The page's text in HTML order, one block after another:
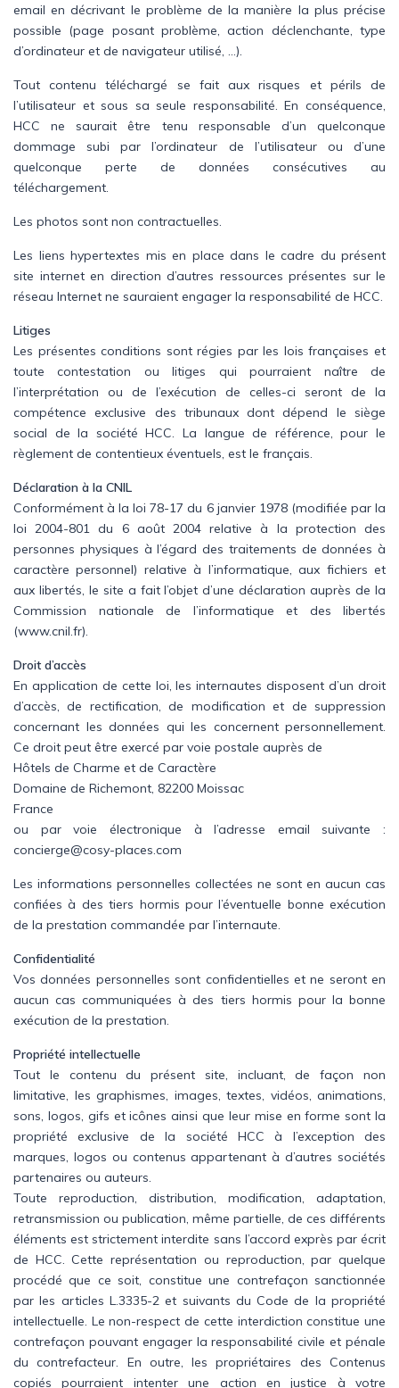
email en décrivant le problème de la manière la plus précise
possible (page posant problème, action déclenchante, type
d’ordinateur et de navigateur utilisé, …).
Tout contenu téléchargé se fait aux risques et périls de
l’utilisateur et sous sa seule responsabilité. En conséquence,
HCC ne saurait être tenu responsable d’un quelconque
dommage subi par l’ordinateur de l’utilisateur ou d’une
quelconque perte de données consécutives au
téléchargement.
Les photos sont non contractuelles.
Les liens hypertextes mis en place dans le cadre du présent
site internet en direction d’autres ressources présentes sur le
réseau Internet ne sauraient engager la responsabilité de HCC.
Litiges
Les présentes conditions sont régies par les lois françaises et
toute contestation ou litiges qui pourraient naître de
l’interprétation ou de l’exécution de celles-ci seront de la
compétence exclusive des tribunaux dont dépend le siège
social de la société HCC. La langue de référence, pour le
règlement de contentieux éventuels, est le français.
Déclaration à la CNIL
Conformément à la loi 78-17 du 6 janvier 1978 (modifiée par la
loi 2004-801 du 6 août 2004 relative à la protection des
personnes physiques à l’égard des traitements de données à
caractère personnel) relative à l’informatique, aux fichiers et
aux libertés, le site a fait l’objet d’une déclaration auprès de la
Commission nationale de l’informatique et des libertés
(www.cnil.fr).
Droit d’accès
En application de cette loi, les internautes disposent d’un droit
d’accès, de rectification, de modification et de suppression
concernant les données qui les concernent personnellement.
Ce droit peut être exercé par voie postale auprès de
Hôtels de Charme et de Caractère
Domaine de Richemont, 82200 Moissac
France
ou par voie électronique à l’adresse email suivante :
concierge@cosy-places.com
Les informations personnelles collectées ne sont en aucun cas
confiées à des tiers hormis pour l’éventuelle bonne exécution
de la prestation commandée par l’internaute.
Confidentialité
Vos données personnelles sont confidentielles et ne seront en
aucun cas communiquées à des tiers hormis pour la bonne
exécution de la prestation.
Propriété intellectuelle
Tout le contenu du présent site, incluant, de façon non
limitative, les graphismes, images, textes, vidéos, animations,
sons, logos, gifs et icônes ainsi que leur mise en forme sont la
propriété exclusive de la société HCC à l’exception des
marques, logos ou contenus appartenant à d’autres sociétés
partenaires ou auteurs.
Toute reproduction, distribution, modification, adaptation,
retransmission ou publication, même partielle, de ces différents
éléments est strictement interdite sans l’accord exprès par écrit
de HCC. Cette représentation ou reproduction, par quelque
procédé que ce soit, constitue une contrefaçon sanctionnée
par les articles L.3335-2 et suivants du Code de la propriété
intellectuelle. Le non-respect de cette interdiction constitue une
contrefaçon pouvant engager la responsabilité civile et pénale
du contrefacteur. En outre, les propriétaires des Contenus
copiés pourraient intenter une action en justice à votre